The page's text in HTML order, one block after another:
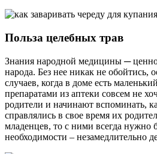
Польза целебных трав
Знания народной медицины ─
народа. Без нее никак не обойтись,
случаев, когда в доме есть
препаратами из аптеки совсем не
родители и начинают вспоминать,
справлялись в свое время их
младенцев, то с ними всегда нужно
необходимости – незамедлительно